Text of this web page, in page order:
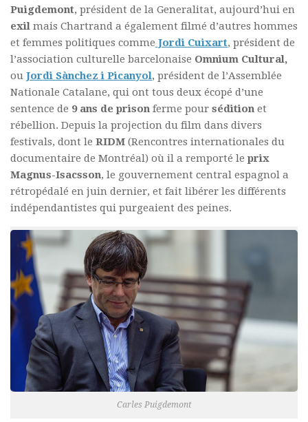
Puigdemont, président de la Generalitat, aujourd’hui en
exil mais Chartrand a également filmé d’autres hommes
et femmes politiques comme Jordi Cuixart, président de
l’association culturelle barcelonaise Omnium Cultural,
ou Jordi Sànchez i Picanyol, président de l’Assemblée
Nationale Catalane, qui ont tous deux écopé d’une
sentence de 9 ans de prison ferme pour sédition et
rébellion. Depuis la projection du film dans divers
festivals, dont le RIDM (Rencontres internationales du
documentaire de Montréal) où il a remporté le prix
Magnus-Isacsson, le gouvernement central espagnol a
rétropédalé en juin dernier, et fait libérer les différents
indépendantistes qui purgeaient des peines.
Carles Puigdemont